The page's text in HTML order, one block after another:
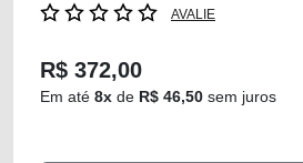
AVALIE
R$ 372,00
Em até 8x de R$ 46,50 sem juros